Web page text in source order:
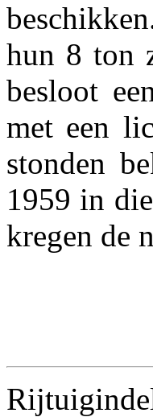
hun 8 ton
besloot
met een
stonden
1959 in
kregen de